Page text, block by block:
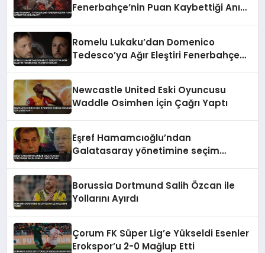
Fenerbahçe’nin Puan Kaybettiği Anı
Romelu Lukaku’dan Domenico
Tedesco’ya Ağır Eleştiri Fenerbahçe
Newcastle United Eski Oyuncusu
Waddle Osimhen İçin Çağrı Yaptı
Eşref Hamamcıoğlu’ndan
Galatasaray yönetimine seçim
Borussia Dortmund Salih Özcan ile
Yollarını Ayırdı
Çorum FK Süper Lig’e Yükseldi Esenler
Erokspor’u 2-0 Mağlup Etti